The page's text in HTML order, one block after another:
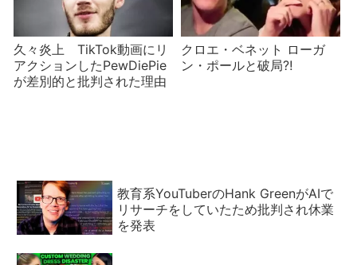
久々炎上 TikTok動画にリ
アクションしたPewDiePie
が差別的と批判された理由
クロエ・ベネット ローガ
ン・ポールと破局⁈
教育系YouTuberのHank GreenがAIで
リサーチをしていたため批判され休業
を発表